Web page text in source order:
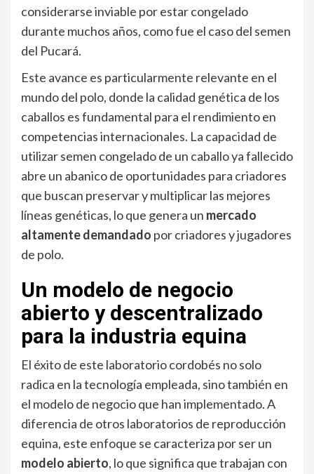
considerarse inviable por estar congelado
durante muchos años, como fue el caso del semen
del Pucará.
Este avance es particularmente relevante en el
mundo del polo, donde la calidad genética de los
caballos es fundamental para el rendimiento en
competencias internacionales. La capacidad de
utilizar semen congelado de un caballo ya fallecido
abre un abanico de oportunidades para criadores
que buscan preservar y multiplicar las mejores
líneas genéticas, lo que genera un mercado
altamente demandado por criadores y jugadores
de polo.
Un modelo de negocio
abierto y descentralizado
para la industria equina
El éxito de este laboratorio cordobés no solo
radica en la tecnología empleada, sino también en
el modelo de negocio que han implementado. A
diferencia de otros laboratorios de reproducción
equina, este enfoque se caracteriza por ser un
modelo abierto, lo que significa que trabajan con